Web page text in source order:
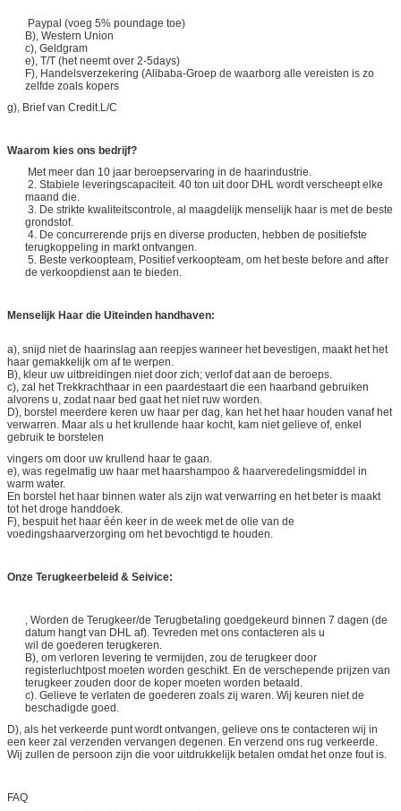
Paypal (voeg 5% poundage toe)
B), Western Union
c), Geldgram
e), T/T (het neemt over 2-5days)
F), Handelsverzekering (Alibaba-Groep de waarborg alle vereisten is zo
zelfde zoals kopers
g), Brief van Credit.L/C
Waarom kies ons bedrijf?
Met meer dan 10 jaar beroepservaring in de haarindustrie.
2. Stabiele leveringscapaciteit. 40 ton uit door DHL wordt verscheept elke
maand die.
3. De strikte kwaliteitscontrole, al maagdelijk menselijk haar is met de beste
grondstof.
4. De concurrerende prijs en diverse producten, hebben de positiefste
terugkoppeling in markt ontvangen.
5. Beste verkoopteam, Positief verkoopteam, om het beste before and after
de verkoopdienst aan te bieden.
Menselijk Haar die Uiteinden handhaven:
a), snijd niet de haarinslag aan reepjes wanneer het bevestigen, maakt het het
haar gemakkelijk om af te werpen.
B), kleur uw uitbreidingen niet door zich; verlof dat aan de beroeps.
c), zal het Trekkrachthaar in een paardestaart die een haarband gebruiken
alvorens u, zodat naar bed gaat het niet ruw worden.
D), borstel meerdere keren uw haar per dag, kan het het haar houden vanaf het
verwarren. Maar als u het krullende haar kocht, kam niet gelieve of, enkel
gebruik te borstelen
vingers om door uw krullend haar te gaan.
e), was regelmatig uw haar met haarshampoo & haarveredelingsmiddel in
warm water.
En borstel het haar binnen water als zijn wat verwarring en het beter is maakt
tot het droge handdoek.
F), bespuit het haar één keer in de week met de olie van de
voedingshaarverzorging om het bevochtigd te houden.
Onze Terugkeerbeleid & Seivice:
, Worden de Terugkeer/de Terugbetaling goedgekeurd binnen 7 dagen (de
datum hangt van DHL af). Tevreden met ons contacteren als u
wil de goederen terugkeren.
B), om verloren levering te vermijden, zou de terugkeer door
registerluchtpost moeten worden geschikt. En de verschepende prijzen van
terugkeer zouden door de koper moeten worden betaald.
c). Gelieve te verlaten de goederen zoals zij waren. Wij keuren niet de
beschadigde goed.
D), als het verkeerde punt wordt ontvangen, gelieve ons te contacteren wij in
een keer zal verzenden vervangen degenen. En verzend ons rug verkeerde.
Wij zullen de persoon zijn die voor uitdrukkelijk betalen omdat het onze fout is.
FAQ